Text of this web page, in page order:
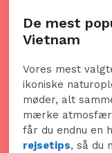
De mest
Vietnam
Vores mest
ikoniske
møder, alt
mærke
får du endnu en
rejsetips, så du